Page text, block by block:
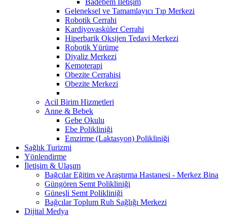
Geleneksel ve Tamamlayıcı Tıp Merkezi
Robotik Cerrahi
Kardiyovasküler Cerrahi
Hiperbarik Oksijen Tedavi Merkezi
Robotik Yürüme
Diyaliz Merkezi
Kemoterapi
Obezite Cerrahisi
Obezite Merkezi
Acil Birim Hizmetleri
Anne & Bebek
Gebe Okulu
Ebe Polikliniği
Emzirme (Laktasyon) Polikliniği
Sağlık Turizmi
Yönlendirme
İletişim & Ulaşım
Bağcılar Eğitim ve Araştırma Hastanesi - Merkez Bina
Güngören Semt Polikliniği
Güneşli Semt Polikliniği
Bağcılar Toplum Ruh Sağlığı Merkezi
Dijital Medya